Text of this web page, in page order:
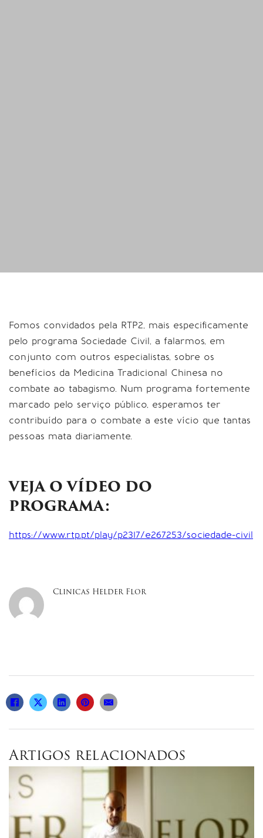
Fomos convidados pela RTP2, mais especificamente
pelo programa Sociedade Civil, a falarmos, em
conjunto com outros especialistas, sobre os
benefícios da Medicina Tradicional Chinesa no
combate ao tabagismo. Num programa fortemente
marcado pelo serviço público, esperamos ter
contribuído para o combate a este vício que tantas
pessoas mata diariamente.
VEJA O VÍDEO DO
PROGRAMA:
https://www.rtp.pt/play/p2317/e267253/sociedade-civil
Clinicas Helder Flor
Artigos relacionados